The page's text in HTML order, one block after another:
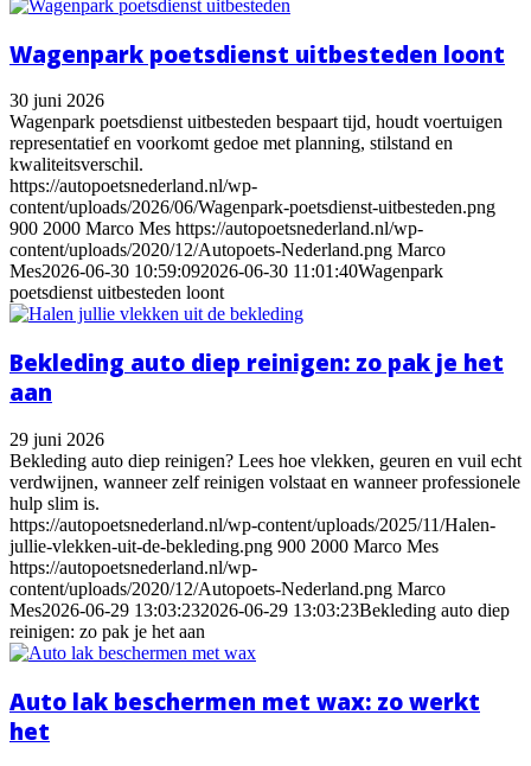
Wagenpark poetsdienst uitbesteden loont
30 juni 2026
Wagenpark poetsdienst uitbesteden bespaart tijd, houdt voertuigen
representatief en voorkomt gedoe met planning, stilstand en
kwaliteitsverschil.
https://autopoetsnederland.nl/wp-
content/uploads/2026/06/Wagenpark-poetsdienst-uitbesteden.png
900 2000 Marco Mes https://autopoetsnederland.nl/wp-
content/uploads/2020/12/Autopoets-Nederland.png Marco
Mes2026-06-30 10:59:092026-06-30 11:01:40Wagenpark
poetsdienst uitbesteden loont
Bekleding auto diep reinigen: zo pak je het
aan
29 juni 2026
Bekleding auto diep reinigen? Lees hoe vlekken, geuren en vuil echt
verdwijnen, wanneer zelf reinigen volstaat en wanneer professionele
hulp slim is.
https://autopoetsnederland.nl/wp-content/uploads/2025/11/Halen-
jullie-vlekken-uit-de-bekleding.png 900 2000 Marco Mes
https://autopoetsnederland.nl/wp-
content/uploads/2020/12/Autopoets-Nederland.png Marco
Mes2026-06-29 13:03:232026-06-29 13:03:23Bekleding auto diep
reinigen: zo pak je het aan
Auto lak beschermen met wax: zo werkt
het